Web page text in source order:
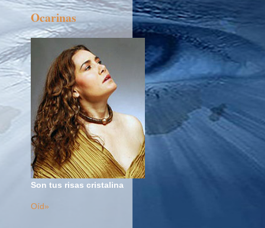
Ocarinas
Son tus risas cristalina
Oíd»